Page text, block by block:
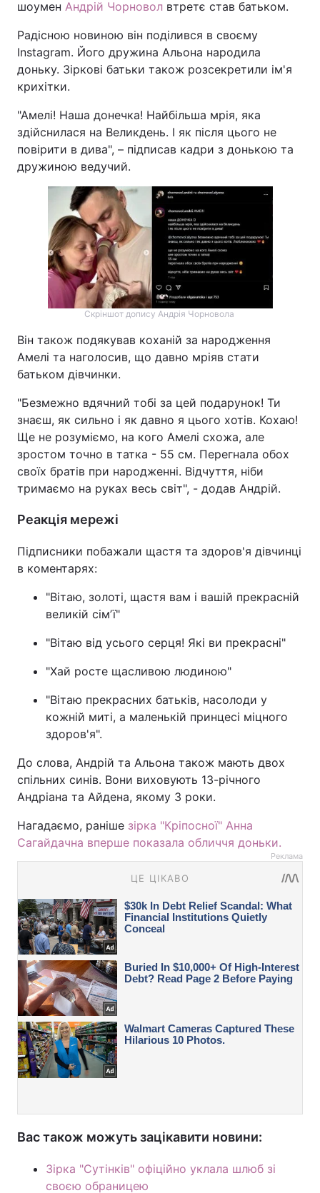
шоумен Андрій Чорновол втретє став батьком.
Радісною новиною він поділився в своєму
Instagram. Його дружина Альона народила
доньку. Зіркові батьки також розсекретили ім'я
крихітки.
"Амелі! Наша донечка! Найбільша мрія, яка
здійснилася на Великдень. І як після цього не
повірити в дива", – підписав кадри з донькою та
дружиною ведучий.
Скріншот допису Андрія Чорновола
Він також подякував коханій за народження
Амелі та наголосив, що давно мріяв стати
батьком дівчинки.
"Безмежно вдячний тобі за цей подарунок! Ти
знаєш, як сильно і як давно я цього хотів. Кохаю!
Ще не розуміємо, на кого Амелі схожа, але
зростом точно в татка - 55 см. Перегнала обох
своїх братів при народженні. Відчуття, ніби
тримаємо на руках весь світ", - додав Андрій.
Реакція мережі
Підписники побажали щастя та здоров'я дівчинці
в коментарях:
"Вітаю, золоті, щастя вам і вашій прекрасній
великій сімʼї"
"Вітаю від усього серця! Які ви прекрасні"
"Хай росте щасливою людиною"
"Вітаю прекрасних батьків, насолоди у
кожній миті, а маленькій принцесі міцного
здоров'я".
До слова, Андрій та Альона також мають двох
спільних синів. Вони виховують 13-річного
Андріана та Айдена, якому 3 роки.
Нагадаємо, раніше зірка "Кріпосної" Анна
Сагайдачна вперше показала обличчя доньки.
Реклама
Вас також можуть зацікавити новини:
Зірка "Сутінків" офіційно уклала шлюб зі
своєю обраницею